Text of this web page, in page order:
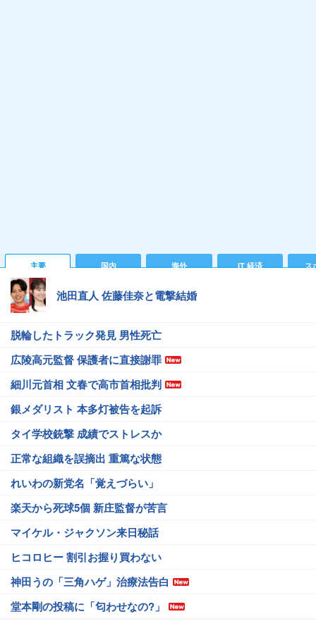
主要 国内 海外 IT 経済 ス
池田直人 佐藤佳奈と電撃結婚
脱輪したトラック発見 男性死亡
広陵高元監督 保護者に直接謝罪
細川元首相 文春で高市首相批判
銀メダリスト 本多灯被告を起訴
タイ学校銃撃 成績でストレスか
正常な組織を誤摘出 重篤な状態
れいわの新党名「覚えづらい」
楽天から死球5個 新庄監督が苦言
マイケル・ジャクソン来日秘話
ヒコロヒー 割引お握り買わない
神田うの「三角ハゲ」治療法告白
堂本剛の投稿に「匂わせなの?」